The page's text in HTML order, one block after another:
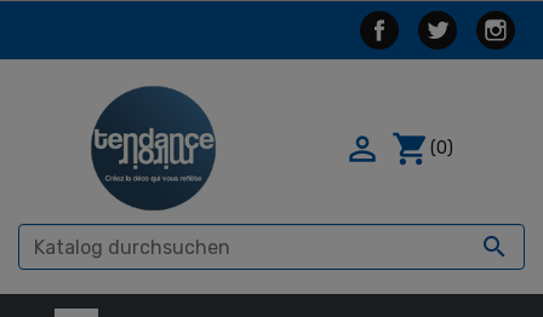

 shopping_cart (0)